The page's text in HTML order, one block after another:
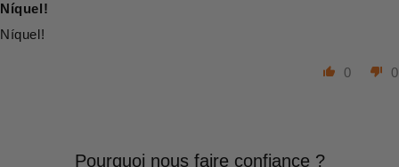
Níquel!
Níquel!
0 0
Pourquoi nous faire confiance ?